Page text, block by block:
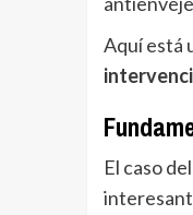
Aquí está
El caso